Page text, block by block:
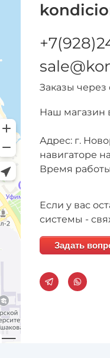
Заказы через
Наш магазин
Адрес: г.
навигаторе
Время
Если у вас
системы -
Задать